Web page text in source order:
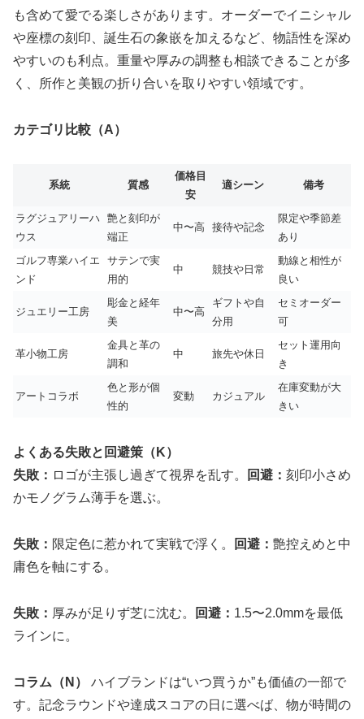
も含めて愛でる楽しさがあります。オーダーでイニシャル
や座標の刻印、誕生石の象嵌を加えるなど、物語性を深め
やすいのも利点。重量や厚みの調整も相談できることが多
く、所作と美観の折り合いを取りやすい領域です。
カテゴリ比較（A）
系統 質感
価格目
安
適シーン 備考
ラグジュアリーハ
ウス
艶と刻印が
端正
中〜高 接待や記念
限定や季節差
あり
ゴルフ専業ハイエ
ンド
サテンで実
用的
中 競技や日常
動線と相性が
良い
ジュエリー工房
彫金と経年
美
中〜高
ギフトや自
分用
セミオーダー
可
革小物工房
金具と革の
調和
中 旅先や休日
セット運用向
き
アートコラボ
色と形が個
性的
変動 カジュアル
在庫変動が大
きい
よくある失敗と回避策（K）
失敗： ロゴが主張し過ぎて視界を乱す。 回避： 刻印小さめ
かモノグラム薄手を選ぶ。
失敗： 限定色に惹かれて実戦で浮く。 回避： 艶控えめと中
庸色を軸にする。
失敗： 厚みが足りず芝に沈む。 回避： 1.5〜2.0mmを最低
ラインに。
コラム（N）
ハイブランドは“いつ買うか”も価値の一部で
す。記念ラウンドや達成スコアの日に選べば、物が時間の